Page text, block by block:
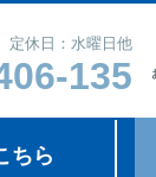
休日：水曜日他
135
ちら